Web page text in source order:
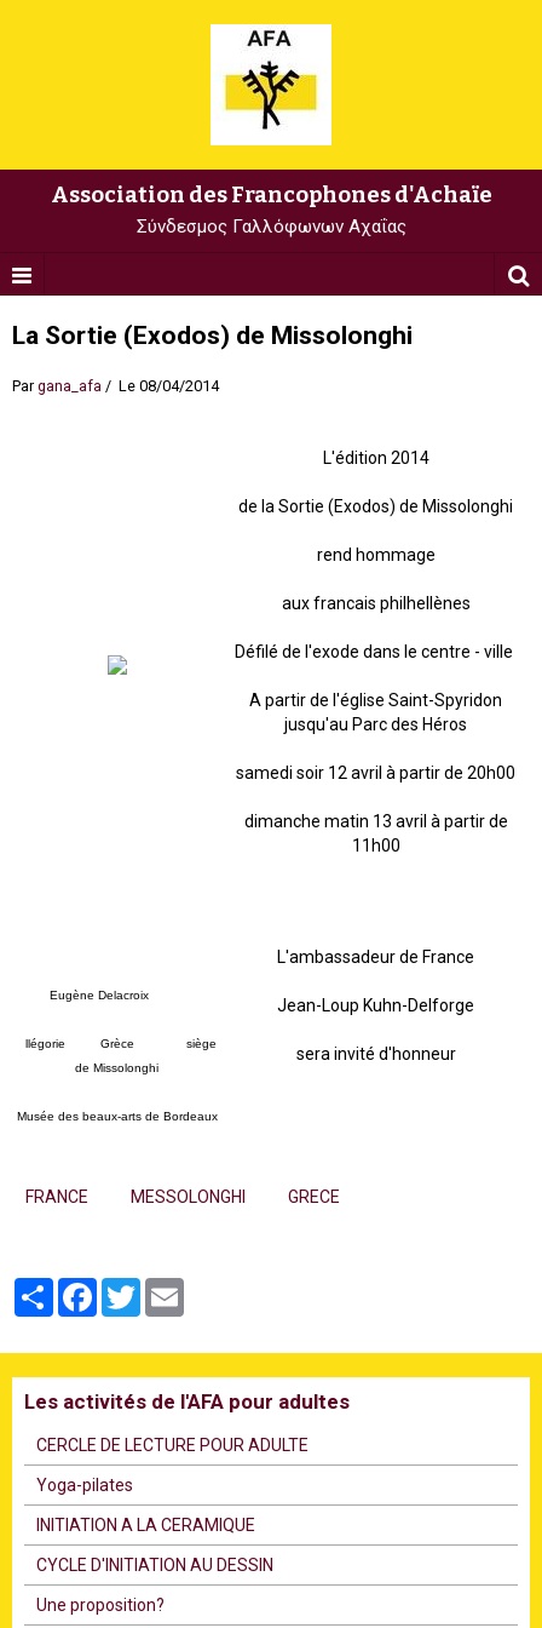
Association des Francophones d'Achaïe
Σύνδεσμος Γαλλόφωνων Αχαΐας
La Sortie (Exodos) de Missolonghi
Par gana_afa Le 08/04/2014
L'édition 2014
de la Sortie (Exodos) de Missolonghi
rend hommage
aux francais philhellènes
Défilé de l'exode dans le centre - ville
A partir de l'église Saint-Spyridon
jusqu'au Parc des Héros
samedi soir 12 avril à partir de 20h00
dimanche matin 13 avril à partir de
11h00
Eugène Delacroix,1826
llégorie Grèce
siège
de Missolonghi
Musée des beaux-arts de Bordeaux
L'ambassadeur de France
Jean-Loup Kuhn-Delforge
sera invité d'honneur
FRANCE MESSOLONGHI GRECE
PartagerFacebook
Twitter
Les activités de l'AFA pour adultes
CERCLE DE LECTURE POUR ADULTE
Υoga-pilates
INITIATION A LA CERAMIQUE
CYCLE D'INITIATION AU DESSIN
Une proposition?